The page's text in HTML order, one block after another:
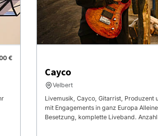
€
Cayco
Velbert
Livemusik, Cayco, Gitarrist, Produzent
mit Engagements in ganz Europa
Besetzung, komplette Liveband.